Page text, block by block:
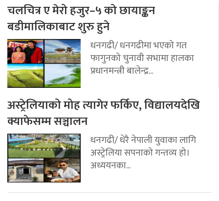
चलचित्र ए मेरो हजुर–५ को छायाङ्कन
बडीमालिकाबाट शुरु हुने
धनगढी/ धनगढीमा भएको गत
फागुनको चुनावी सभामा हालका
प्रधानमन्त्री बालेन्द्र...
अस्ट्रेलियाको मोह त्यागेर फर्किए, विद्यालयदेखि
क्याफेसम्म सञ्चालन
धनगढी/ धेरै नेपाली युवाका लागि
अस्ट्रेलिया सपनाको गन्तव्य हो।
अध्ययनका...